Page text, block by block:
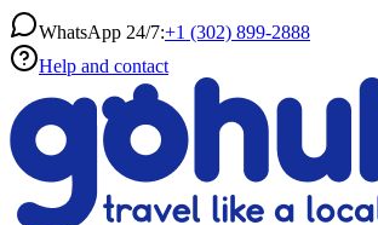
WhatsApp 24/7:+1 (302) 899-2888
Help and contact